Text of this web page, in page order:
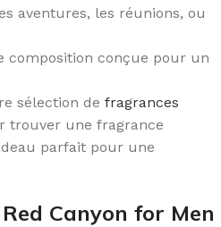
aventures, les réunions, ou
composition conçue pour un
sélection de fragrances
trouver une fragrance
parfait pour une
Canyon for Men